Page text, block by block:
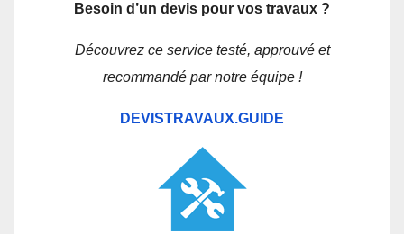
Besoin d’un devis pour vos travaux ?
Découvrez ce service testé, approuvé et
recommandé par notre équipe !
DEVISTRAVAUX.GUIDE